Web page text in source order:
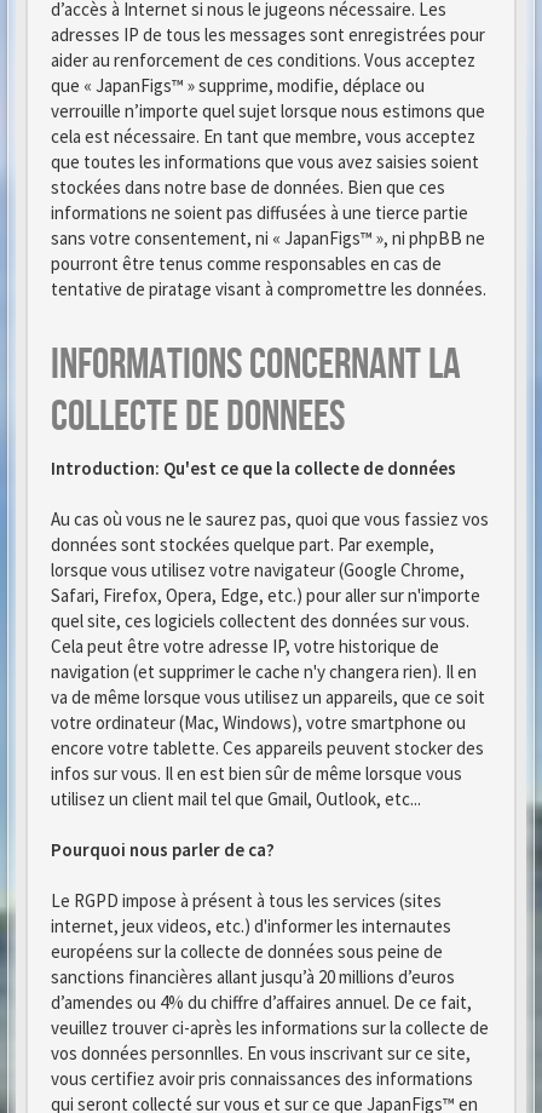
d’accès à Internet si nous le jugeons nécessaire. Les
adresses IP de tous les messages sont enregistrées pour
aider au renforcement de ces conditions. Vous acceptez
que « JapanFigs™ » supprime, modifie, déplace ou
verrouille n’importe quel sujet lorsque nous estimons que
cela est nécessaire. En tant que membre, vous acceptez
que toutes les informations que vous avez saisies soient
stockées dans notre base de données. Bien que ces
informations ne soient pas diffusées à une tierce partie
sans votre consentement, ni « JapanFigs™ », ni phpBB ne
pourront être tenus comme responsables en cas de
tentative de piratage visant à compromettre les données.
Informations concernant la
collecte de donnees
Introduction: Qu'est ce que la collecte de données
Au cas où vous ne le saurez pas, quoi que vous fassiez vos
données sont stockées quelque part. Par exemple,
lorsque vous utilisez votre navigateur (Google Chrome,
Safari, Firefox, Opera, Edge, etc.) pour aller sur n'importe
quel site, ces logiciels collectent des données sur vous.
Cela peut être votre adresse IP, votre historique de
navigation (et supprimer le cache n'y changera rien). Il en
va de même lorsque vous utilisez un appareils, que ce soit
votre ordinateur (Mac, Windows), votre smartphone ou
encore votre tablette. Ces appareils peuvent stocker des
infos sur vous. Il en est bien sûr de même lorsque vous
utilisez un client mail tel que Gmail, Outlook, etc...
Pourquoi nous parler de ca?
Le RGPD impose à présent à tous les services (sites
internet, jeux videos, etc.) d'informer les internautes
européens sur la collecte de données sous peine de
sanctions financières allant jusqu’à 20 millions d’euros
d’amendes ou 4% du chiffre d’affaires annuel. De ce fait,
veuillez trouver ci-après les informations sur la collecte de
vos données personnlles. En vous inscrivant sur ce site,
vous certifiez avoir pris connaissances des informations
qui seront collecté sur vous et sur ce que JapanFigs™ en